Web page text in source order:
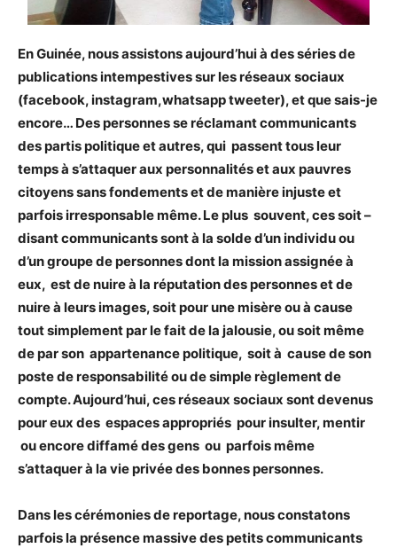
En Guinée, nous assistons aujourd’hui à des séries de
publications intempestives sur les réseaux sociaux
(facebook, instagram,whatsapp tweeter), et que sais-je
encore… Des personnes se réclamant communicants
des partis politique et autres, qui passent tous leur
temps à s’attaquer aux personnalités et aux pauvres
citoyens sans fondements et de manière injuste et
parfois irresponsable même. Le plus souvent, ces soit –
disant communicants sont à la solde d’un individu ou
d’un groupe de personnes dont la mission assignée à
eux, est de nuire à la réputation des personnes et de
nuire à leurs images, soit pour une misère ou à cause
tout simplement par le fait de la jalousie, ou soit même
de par son appartenance politique, soit à cause de son
poste de responsabilité ou de simple règlement de
compte. Aujourd’hui, ces réseaux sociaux sont devenus
pour eux des espaces appropriés pour insulter, mentir
ou encore diffamé des gens ou parfois même
s’attaquer à la vie privée des bonnes personnes.
Dans les cérémonies de reportage, nous constatons
parfois la présence massive des petits communicants